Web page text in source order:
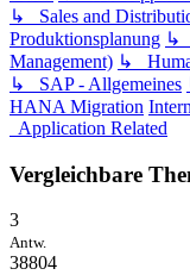
↳ Sales and
Produktionsplanung ↳
Management) ↳
↳ SAP - Allgemeines
HANA Migration
Application Related
Vergleichbare
3
Antw.
38804